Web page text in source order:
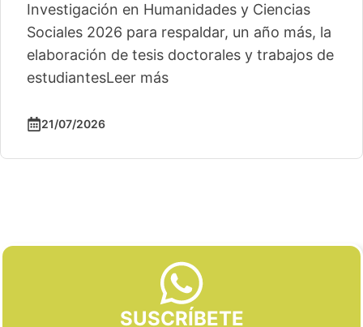
Investigación en Humanidades y Ciencias
Sociales 2026 para respaldar, un año más, la
elaboración de tesis doctorales y trabajos de
estudiantesLeer más
21/07/2026
SUSCRÍBETE